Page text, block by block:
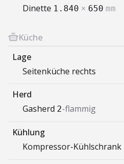
Dinette 1.840 × 650 mm
Küche
Lage
Seitenküche rechts
Herd
Gasherd 2-flammig
Kühlung
Kompressor-Kühlschrank